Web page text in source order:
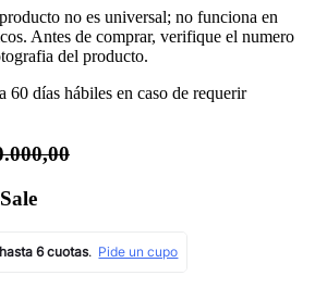
no es universal; no funciona en
Antes de comprar, verifique el numero
del producto.
60 días hábiles en caso de requerir